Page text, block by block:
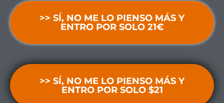
>> SÍ, NO ME LO PIENSO MÁS Y
ENTRO POR SOLO 21€
>> SÍ, NO ME LO PIENSO MÁS Y
ENTRO POR SOLO $21